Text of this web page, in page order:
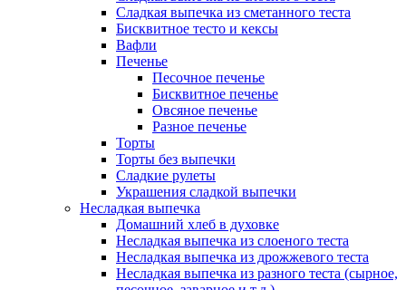
Сладкая выпечка из сметанного теста
Бисквитное тесто и кексы
Вафли
Печенье
Песочное печенье
Бисквитное печенье
Овсяное печенье
Разное печенье
Торты
Торты без выпечки
Сладкие рулеты
Украшения сладкой выпечки
Несладкая выпечка
Домашний хлеб в духовке
Несладкая выпечка из слоеного теста
Несладкая выпечка из дрожжевого теста
Несладкая выпечка из разного теста (сырное,